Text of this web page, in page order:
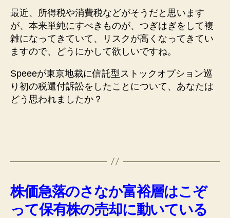
最近、所得税や消費税などがそうだと思います
が、本来単純にすべきものが、つぎはぎをして複
雑になってきていて、リスクが高くなってきてい
ますので、どうにかして欲しいですね。
Speeeが東京地裁に信託型ストックオプション巡
り初の税還付訴訟をしたことについて、あなたは
どう思われましたか？
株価急落のさなか富裕層はこぞ
って保有株の売却に動いている